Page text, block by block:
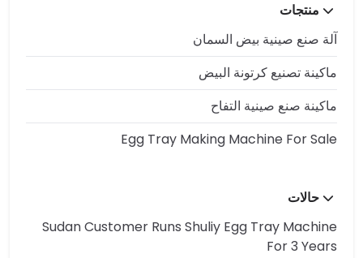
منتجات
آلة صنع صينية بيض السمان
ماكينة تصنيع كرتونة البيض
ماكينة صنع صينية التفاح
Egg Tray Making Machine For Sale
حالات
Sudan Customer Runs Shuliy Egg Tray Machine
For 3 Years